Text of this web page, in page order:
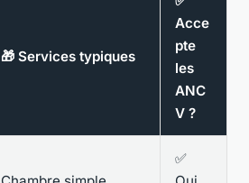
🎁 Services typiques
Acce
pte
les
ANC
V ?
✅